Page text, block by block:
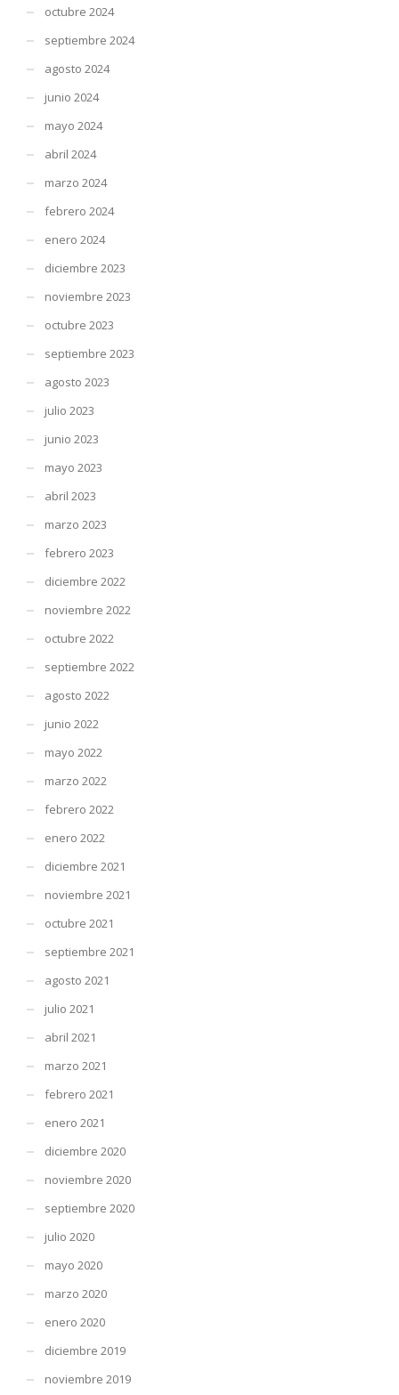
octubre 2024
septiembre 2024
agosto 2024
junio 2024
mayo 2024
abril 2024
marzo 2024
febrero 2024
enero 2024
diciembre 2023
noviembre 2023
octubre 2023
septiembre 2023
agosto 2023
julio 2023
junio 2023
mayo 2023
abril 2023
marzo 2023
febrero 2023
diciembre 2022
noviembre 2022
octubre 2022
septiembre 2022
agosto 2022
junio 2022
mayo 2022
marzo 2022
febrero 2022
enero 2022
diciembre 2021
noviembre 2021
octubre 2021
septiembre 2021
agosto 2021
julio 2021
abril 2021
marzo 2021
febrero 2021
enero 2021
diciembre 2020
noviembre 2020
septiembre 2020
julio 2020
mayo 2020
marzo 2020
enero 2020
diciembre 2019
noviembre 2019